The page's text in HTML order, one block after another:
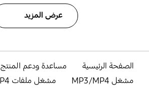
عرض المزيد
الصفحة الرئيسية
مساعدة ودعم المنتج
مشغل MP3/MP4
مشغل ملفات MP3/MP4